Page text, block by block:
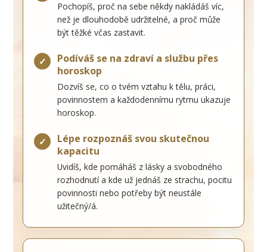
Pochopíš, proč na sebe někdy nakládáš víc,
než je dlouhodobě udržitelné, a proč může
být těžké včas zastavit.
✓
Podíváš se na zdraví a službu přes
horoskop
Dozvíš se, co o tvém vztahu k tělu, práci,
povinnostem a každodennímu rytmu ukazuje
horoskop.
✓
Lépe rozpoznáš svou skutečnou
kapacitu
Uvidíš, kde pomáháš z lásky a svobodného
rozhodnutí a kde už jednáš ze strachu, pocitu
povinnosti nebo potřeby být neustále
užitečný/á.